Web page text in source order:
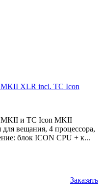
MKII XLR incl. TC Icon
MKII и TC Icon MKII
вещания, 4 процессора,
блок ICON CPU + к...
Заказать